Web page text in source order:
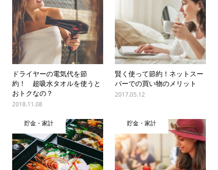
ドライヤーの電気代を節
約！ 超吸水タオルを使うと
おトクなの？
2018.11.08
賢く使って節約！ネットスー
パーでの買い物のメリット
2017.05.12
貯金・家計 貯金・家計